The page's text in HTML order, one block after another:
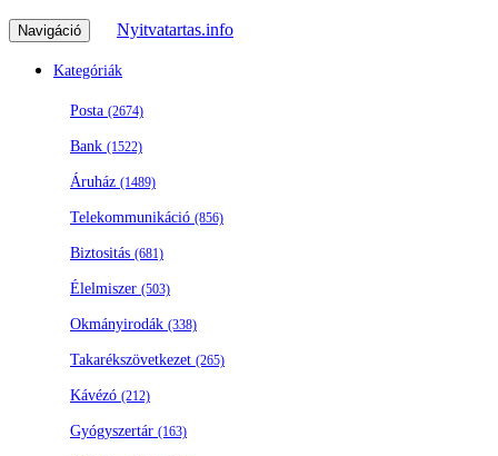
Navigáció Nyitvatartas.info
Kategóriák
Posta (2674)
Bank (1522)
Áruház (1489)
Telekommunikáció (856)
Biztositás (681)
Élelmiszer (503)
Okmányirodák (338)
Takarékszövetkezet (265)
Kávézó (212)
Gyógyszertár (163)